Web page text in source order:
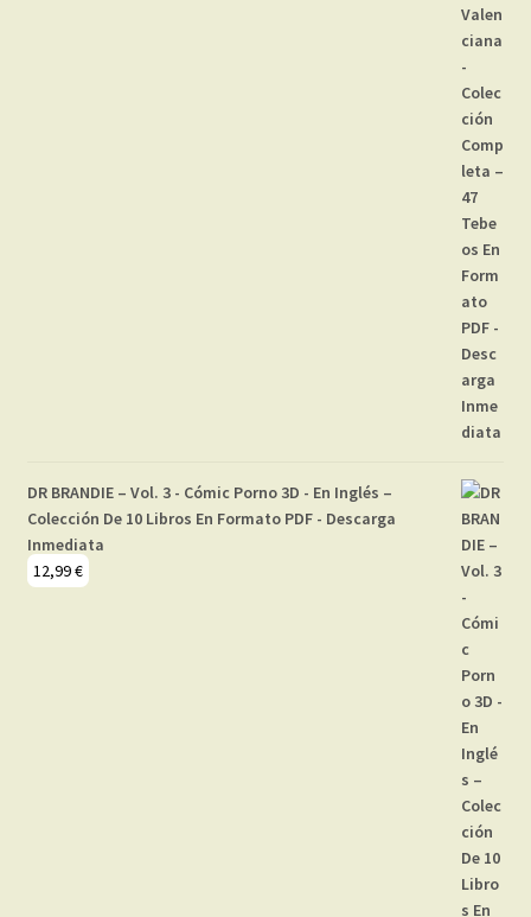
DR BRANDIE – Vol. 3 - Cómic Porno 3D - En Inglés –
Colección De 10 Libros En Formato PDF - Descarga
Inmediata
12,99€